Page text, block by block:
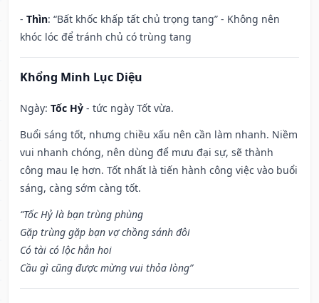
- Thìn: “Bất khốc khấp tất chủ trọng tang” - Không nên
khóc lóc để tránh chủ có trùng tang
Khổng Minh Lục Diệu
Ngày: Tốc Hỷ - tức ngày Tốt vừa.
Buổi sáng tốt, nhưng chiều xấu nên cần làm nhanh. Niềm
vui nhanh chóng, nên dùng để mưu đại sự, sẽ thành
công mau lẹ hơn. Tốt nhất là tiến hành công việc vào buổi
sáng, càng sớm càng tốt.
“Tốc Hỷ là bạn trùng phùng
Gặp trùng gặp bạn vợ chồng sánh đôi
Có tài có lộc hẳn hoi
Cầu gì cũng được mừng vui thỏa lòng”